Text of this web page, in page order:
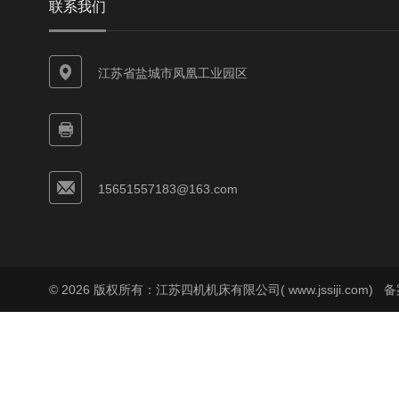
联系我们
江苏省盐城市凤凰工业园区
15651557183@163.com
© 2026 版权所有：江苏四机机床有限公司( www.jssiji.com) 备